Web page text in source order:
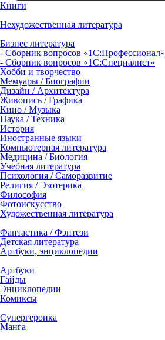
Книги
Нехудожественная литература
Бизнес литература
- Сборник вопросов «1С:Профессионал»
- Сборник вопросов «1С:Специалист»
Хобби и творчество
Мемуары / Биографии
Дизайн / Архитектура
Живопись / Графика
Кино / Музыка
Наука / Техника
История
Иностранные языки
Компьютерная литература
Медицина / Биология
Учебная литература
Психология / Саморазвитие
Религия / Эзотерика
Философия
Фотоискусство
Художественная литература
Фантастика / Фэнтези
Детская литература
Артбуки, энциклопедии
Артбуки
Гайды
Энциклопедии
Комиксы
Супергероика
Манга